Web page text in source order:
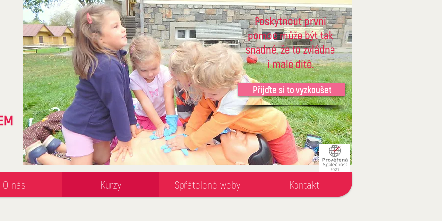
Poskytnout první
pomoc může být tak
snadné, že to zvládne
i malé dítě.
Přijďte si to vyzkoušet
O nás Kurzy Spřátelené weby Kontakt